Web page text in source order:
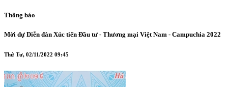
Thông báo
Mời dự Diễn đàn Xúc tiến Đầu tư - Thương mại Việt Nam - Campuchia 2022
Thứ Tư, 02/11/2022 09:45